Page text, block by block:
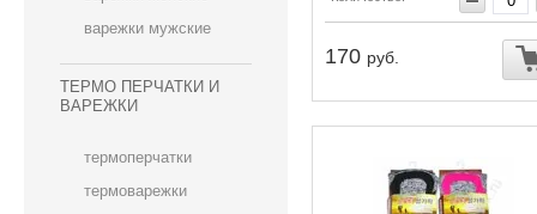
варежки мужские
ТЕРМО ПЕРЧАТКИ И
ВАРЕЖКИ
термоперчатки
термоварежки
170 руб.